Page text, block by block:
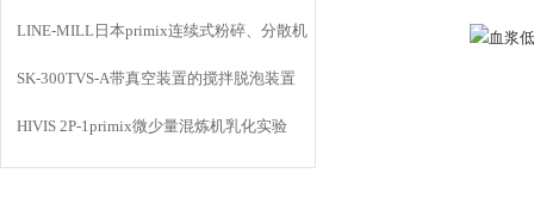
LINE-MILL日本primix连续式粉碎、分散机
LINE MILL
SK-300TVS-A带真空装置的搅拌脱泡装置
HIVIS 2P-1primix微少量混炼机乳化实验